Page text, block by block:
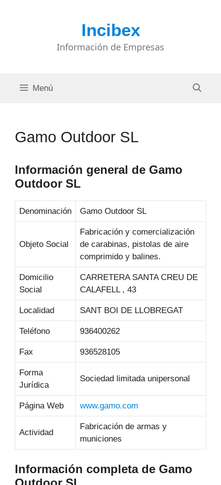
Incibex
Información de Empresas
Menú
Gamo Outdoor SL
Información general de Gamo
Outdoor SL
Denominación Gamo Outdoor SL
Objeto Social
Fabricación y comercialización
de carabinas, pistolas de aire
comprimido y balines.
Domicilio
Social
CARRETERA SANTA CREU DE
CALAFELL , 43
Localidad SANT BOI DE LLOBREGAT
Teléfono 936400262
Fax 936528105
Forma
Jurídica
Sociedad limitada unipersonal
Página Web www.gamo.com
Actividad
Fabricación de armas y
municiones
Información completa de Gamo